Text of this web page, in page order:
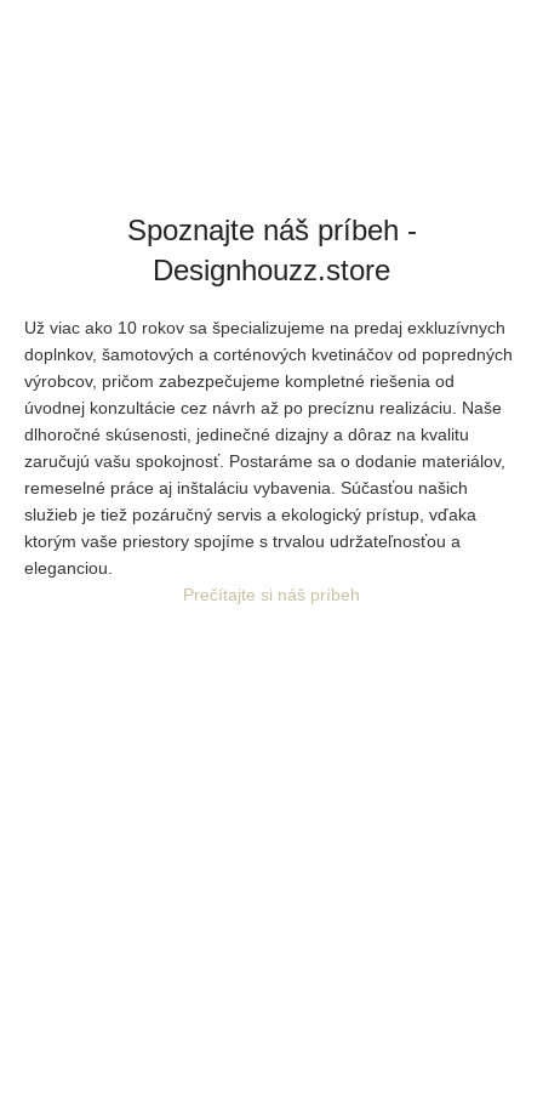
Spoznajte náš príbeh -
Designhouzz.store
Už viac ako 10 rokov sa špecializujeme na predaj exkluzívnych
doplnkov, šamotových a corténových kvetináčov od popredných
výrobcov, pričom zabezpečujeme kompletné riešenia od
úvodnej konzultácie cez návrh až po precíznu realizáciu. Naše
dlhoročné skúsenosti, jedinečné dizajny a dôraz na kvalitu
zaručujú vašu spokojnosť. Postaráme sa o dodanie materiálov,
remeselné práce aj inštaláciu vybavenia. Súčasťou našich
služieb je tiež pozáručný servis a ekologický prístup, vďaka
ktorým vaše priestory spojíme s trvalou udržateľnosťou a
eleganciou.
Prečítajte si náš príbeh